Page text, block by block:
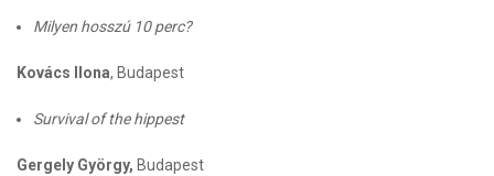
Milyen hosszú 10 perc?
Kovács Ilona, Budapest
Survival of the hippest
Gergely György, Budapest